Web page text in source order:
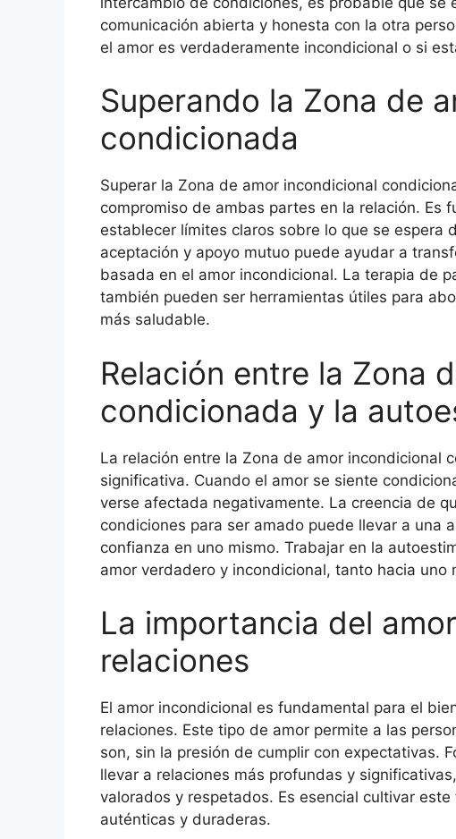
comunicación abierta y honesta con la otra
el amor es verdaderamente incondicional o si
Superando la Zona de
condicionada
Superar la Zona de amor incondicional
compromiso de ambas partes en la relación. Es
establecer límites claros sobre lo que se espera
aceptación y apoyo mutuo puede ayudar a
basada en el amor incondicional. La terapia de
también pueden ser herramientas útiles para
más saludable.
Relación entre la Zona
condicionada y la
La relación entre la Zona de amor incondicional
significativa. Cuando el amor se siente
verse afectada negativamente. La creencia de
condiciones para ser amado puede llevar a una
confianza en uno mismo. Trabajar en la
amor verdadero y incondicional, tanto hacia uno
La importancia del
relaciones
El amor incondicional es fundamental para el
relaciones. Este tipo de amor permite a las
son, sin la presión de cumplir con expectativas.
llevar a relaciones más profundas y
valorados y respetados. Es esencial cultivar
auténticas y duraderas.